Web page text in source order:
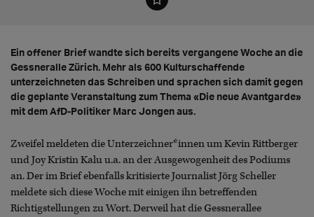
Ein offener Brief wandte sich bereits vergangene Woche an die
Gessneralle Zürich. Mehr als 600 Kulturschaffende
unterzeichneten das Schreiben und sprachen sich damit gegen
die geplante Veranstaltung zum Thema «Die neue Avantgarde»
mit dem AfD-Politiker Marc Jongen aus.
Zweifel meldeten die Unterzeichner*innen um Kevin Rittberger
und Joy Kristin Kalu u.a. an der Ausgewogenheit des Podiums
an. Der im Brief ebenfalls kritisierte Journalist Jörg Scheller
meldete sich diese Woche mit einigen ihn betreffenden
Richtigstellungen zu Wort. Derweil hat die Gessnerallee